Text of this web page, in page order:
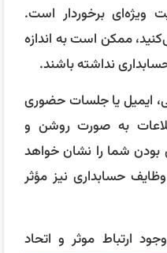
ویژه‌ای برخوردار است.
ممکن است به اندازه
نداشته باشند.
ایمیل یا جلسات حضوری
به صورت روشن و
بودن شما را نشان خواهد
وظایف حسابداری نیز مؤثر
ارتباط موثر و اتحاد